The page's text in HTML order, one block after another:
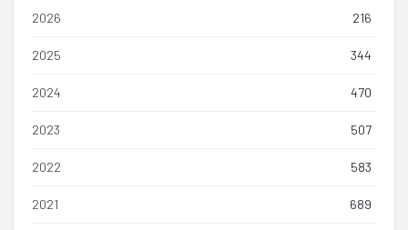
2026 216
2025 344
2024 470
2023 507
2022 583
2021 689